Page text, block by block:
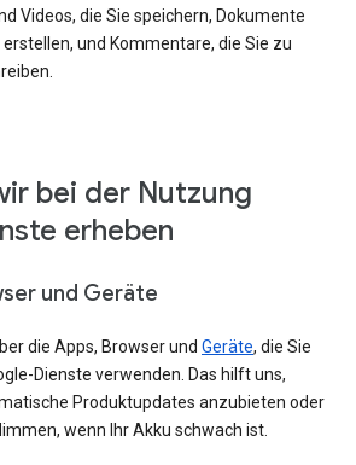
Videos, die Sie speichern, Dokumente
und Kommentare, die Sie zu
bei der Nutzung
erheben
und Geräte
die Apps, Browser und Geräte, die Sie
Dienste verwenden. Das hilft uns,
Produktupdates anzubieten oder
wenn Ihr Akku schwach ist.